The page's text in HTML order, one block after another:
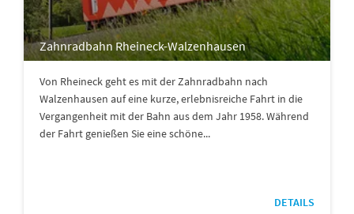
Zahnradbahn Rheineck-Walzenhausen
Von Rheineck geht es mit der Zahnradbahn nach
Walzenhausen auf eine kurze, erlebnisreiche Fahrt in die
Vergangenheit mit der Bahn aus dem Jahr 1958. Während
der Fahrt genießen Sie eine schöne...
DETAILS